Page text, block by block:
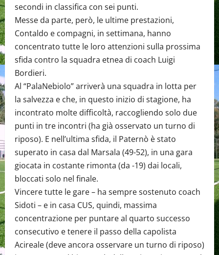
secondi in classifica con sei punti.
Messe da parte, però, le ultime prestazioni,
Contaldo e compagni, in settimana, hanno
concentrato tutte le loro attenzioni sulla prossima
sfida contro la squadra etnea di coach Luigi
Bordieri.
Al “PalaNebiolo” arriverà una squadra in lotta per
la salvezza e che, in questo inizio di stagione, ha
incontrato molte difficoltà, raccogliendo solo due
punti in tre incontri (ha già osservato un turno di
riposo). E nell’ultima sfida, il Paternò è stato
superato in casa dal Marsala (49-52), in una gara
giocata in costante rimonta (da -19) dai locali,
bloccati solo nel finale.
Vincere tutte le gare – ha sempre sostenuto coach
Sidoti – e in casa CUS, quindi, massima
concentrazione per puntare al quarto successo
consecutivo e tenere il passo della capolista
Acireale (deve ancora osservare un turno di riposo)